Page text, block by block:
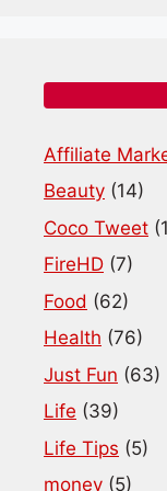
Affiliate
Beauty (14)
Coco Tweet
FireHD (7)
Food (62)
Health (76)
Just Fun (63)
Life (39)
Life Tips (5)
money (5)